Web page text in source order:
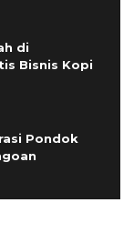
di
Bisnis Kopi
Pondok